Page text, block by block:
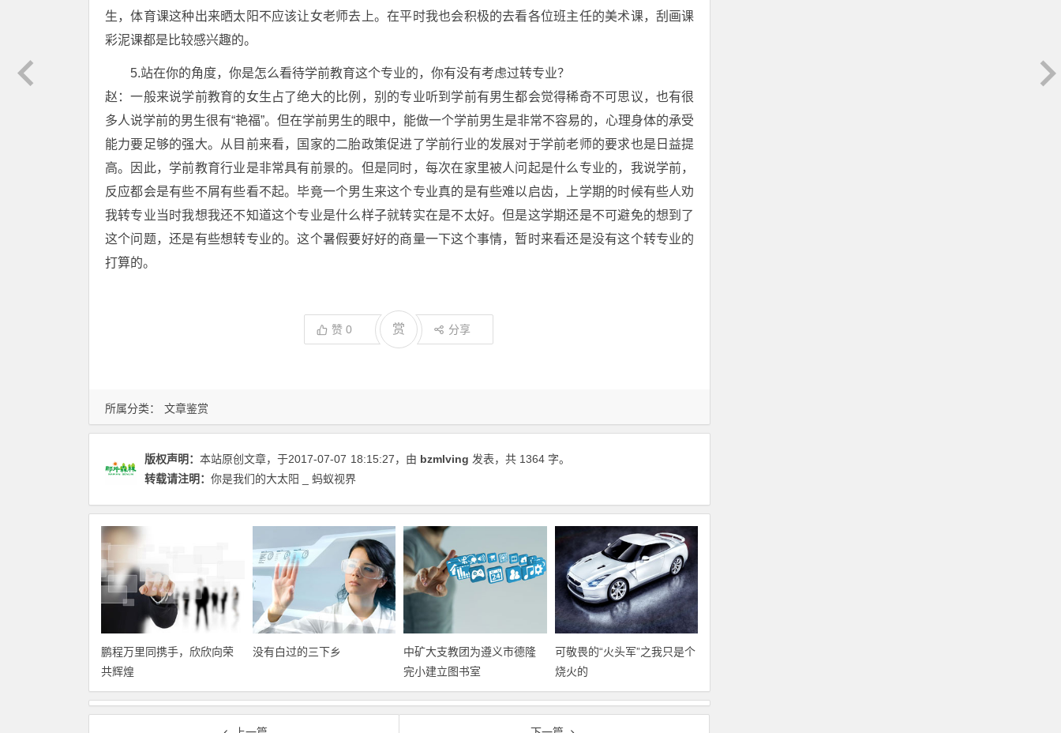
所属分类： 文章鉴赏
生，体育课这种出来晒太阳不应该让女老师去上。在平时我也会积极的去看各位班主任的美术课，刮画课
彩泥课都是比较感兴趣的。
5.站在你的角度，你是怎么看待学前教育这个专业的，你有没有考虑过转专业？
赵：一般来说学前教育的女生占了绝大的比例，别的专业听到学前有男生都会觉得稀奇不可思议，也有很
多人说学前的男生很有“艳福”。但在学前男生的眼中，能做一个学前男生是非常不容易的，心理身体的承受
能力要足够的强大。从目前来看，国家的二胎政策促进了学前行业的发展对于学前老师的要求也是日益提
高。因此，学前教育行业是非常具有前景的。但是同时，每次在家里被人问起是什么专业的，我说学前，
反应都会是有些不屑有些看不起。毕竟一个男生来这个专业真的是有些难以启齿，上学期的时候有些人劝
我转专业当时我想我还不知道这个专业是什么样子就转实在是不太好。但是这学期还是不可避免的想到了
这个问题，还是有些想转专业的。这个暑假要好好的商量一下这个事情，暂时来看还是没有这个转专业的
打算的。
赞 0 赏 分享
版权声明： 本站原创文章，于2017-07-07 18:15:27，由 bzmlving 发表，共 1364 字。
转载请注明： 你是我们的大太阳 _ 蚂蚁视界
鹏程万里同携手，欣欣向荣
共辉煌
没有白过的三下乡
中矿大支教团为遵义市德隆
完小建立图书室
可敬畏的“火头军”之我只是个
烧火的